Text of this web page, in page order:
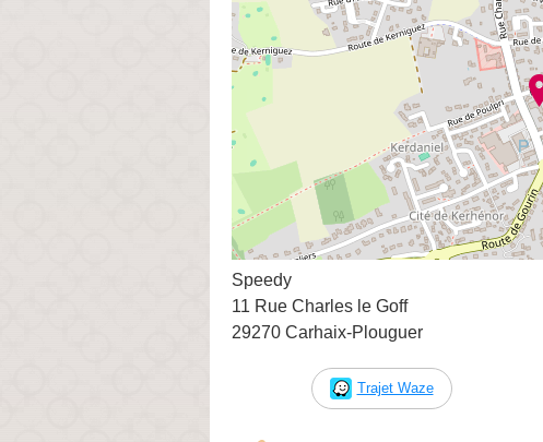
Speedy
11 Rue Charles le Goff
29270 Carhaix-Plouguer
Trajet Waze